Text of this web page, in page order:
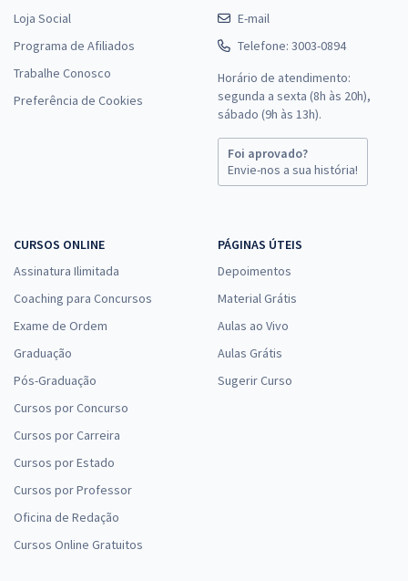
Loja Social
Programa de Afiliados
Trabalhe Conosco
Preferência de Cookies
E-mail
Telefone: 3003-0894
Horário de atendimento:
segunda a sexta (8h às 20h),
sábado (9h às 13h).
Foi aprovado?
Envie-nos a sua história!
CURSOS ONLINE
Assinatura Ilimitada
Coaching para Concursos
Exame de Ordem
Graduação
Pós-Graduação
Cursos por Concurso
Cursos por Carreira
Cursos por Estado
Cursos por Professor
Oficina de Redação
Cursos Online Gratuitos
PÁGINAS ÚTEIS
Depoimentos
Material Grátis
Aulas ao Vivo
Aulas Grátis
Sugerir Curso